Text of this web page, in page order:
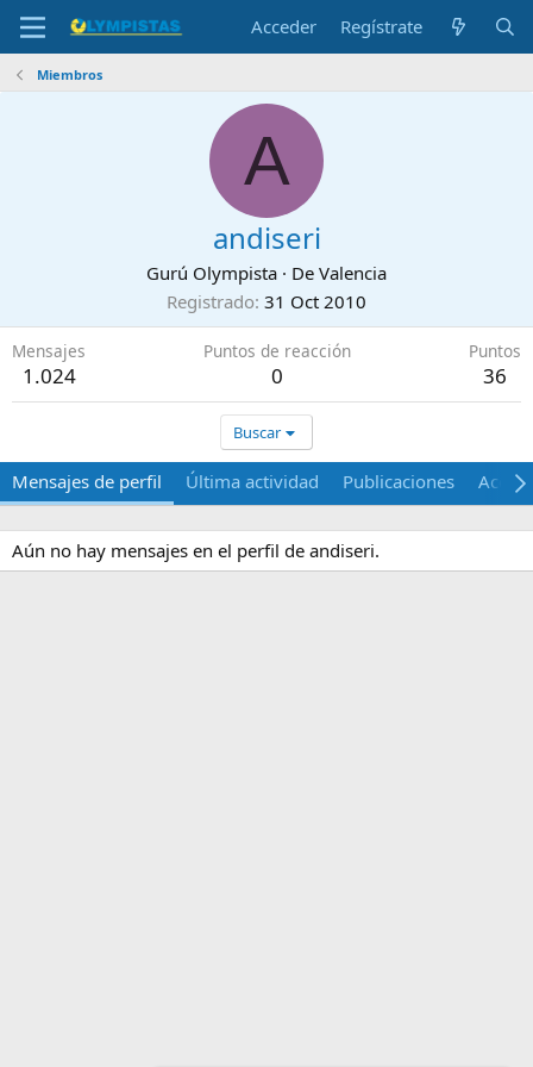
Acceder Regístrate
Miembros
A
andiseri
Gurú Olympista · De Valencia
Registrado 31 Oct 2010
Mensajes
1.024
Puntos de reacción
0
Puntos
36
Buscar
Mensajes de perfil Última actividad Publicaciones Acerca
Aún no hay mensajes en el perfil de andiseri.